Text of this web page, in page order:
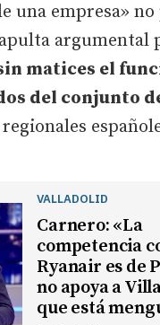
una empresa» no
argumental
matices el
del conjunto
regionales
VALLADOLID
Carnero: «La
competencia
Ryanair es de
no apoya a
que está